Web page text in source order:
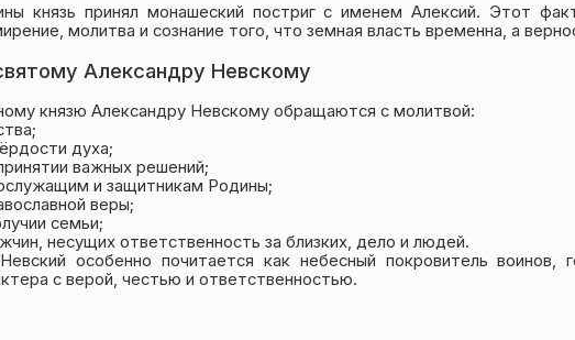
князь принял монашеский постриг с именем Алексий. Этот
молитва и сознание того, что земная власть временна, а
Александру Невскому
князю Александру Невскому обращаются с молитвой:
духа;
важных решений;
и защитникам Родины;
веры;
семьи;
несущих ответственность за близких, дело и людей.
особенно почитается как небесный покровитель
с верой, честью и ответственностью.